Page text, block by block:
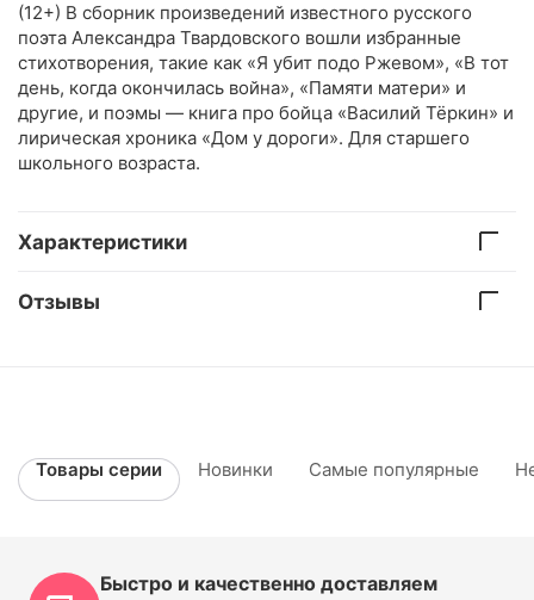
(12+) В сборник произведений известного русского
поэта Александра Твардовского вошли избранные
стихотворения, такие как «Я убит подо Ржевом», «В тот
день, когда окончилась война», «Памяти матери» и
другие, и поэмы — книга про бойца «Василий Тёркин» и
лирическая хроника «Дом у дороги». Для старшего
школьного возраста.
Характеристики
Отзывы
Товары серии Новинки Самые популярные
Быстро и качественно доставляем